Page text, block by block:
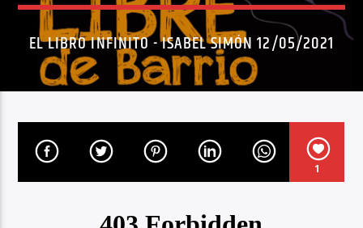
EL LIBRO INFINITO - ISABEL SIMÓN 12/05/2021
1